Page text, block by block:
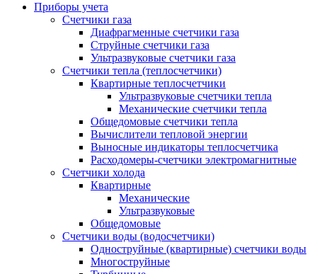
Приборы учета
Счетчики газа
Диафрагменные счетчики газа
Струйные счетчики газа
Ультразвуковые счетчики газа
Счетчики тепла (теплосчетчики)
Квартирные теплосчетчики
Ультразвуковые счетчики тепла
Механические счетчики тепла
Общедомовые счетчики тепла
Вычислители тепловой энергии
Выносные индикаторы теплосчетчика
Расходомеры-счетчики электромагнитные
Счетчики холода
Квартирные
Механические
Ультразвуковые
Общедомовые
Счетчики воды (водосчетчики)
Одноструйные (квартирные) счетчики воды
Многоструйные